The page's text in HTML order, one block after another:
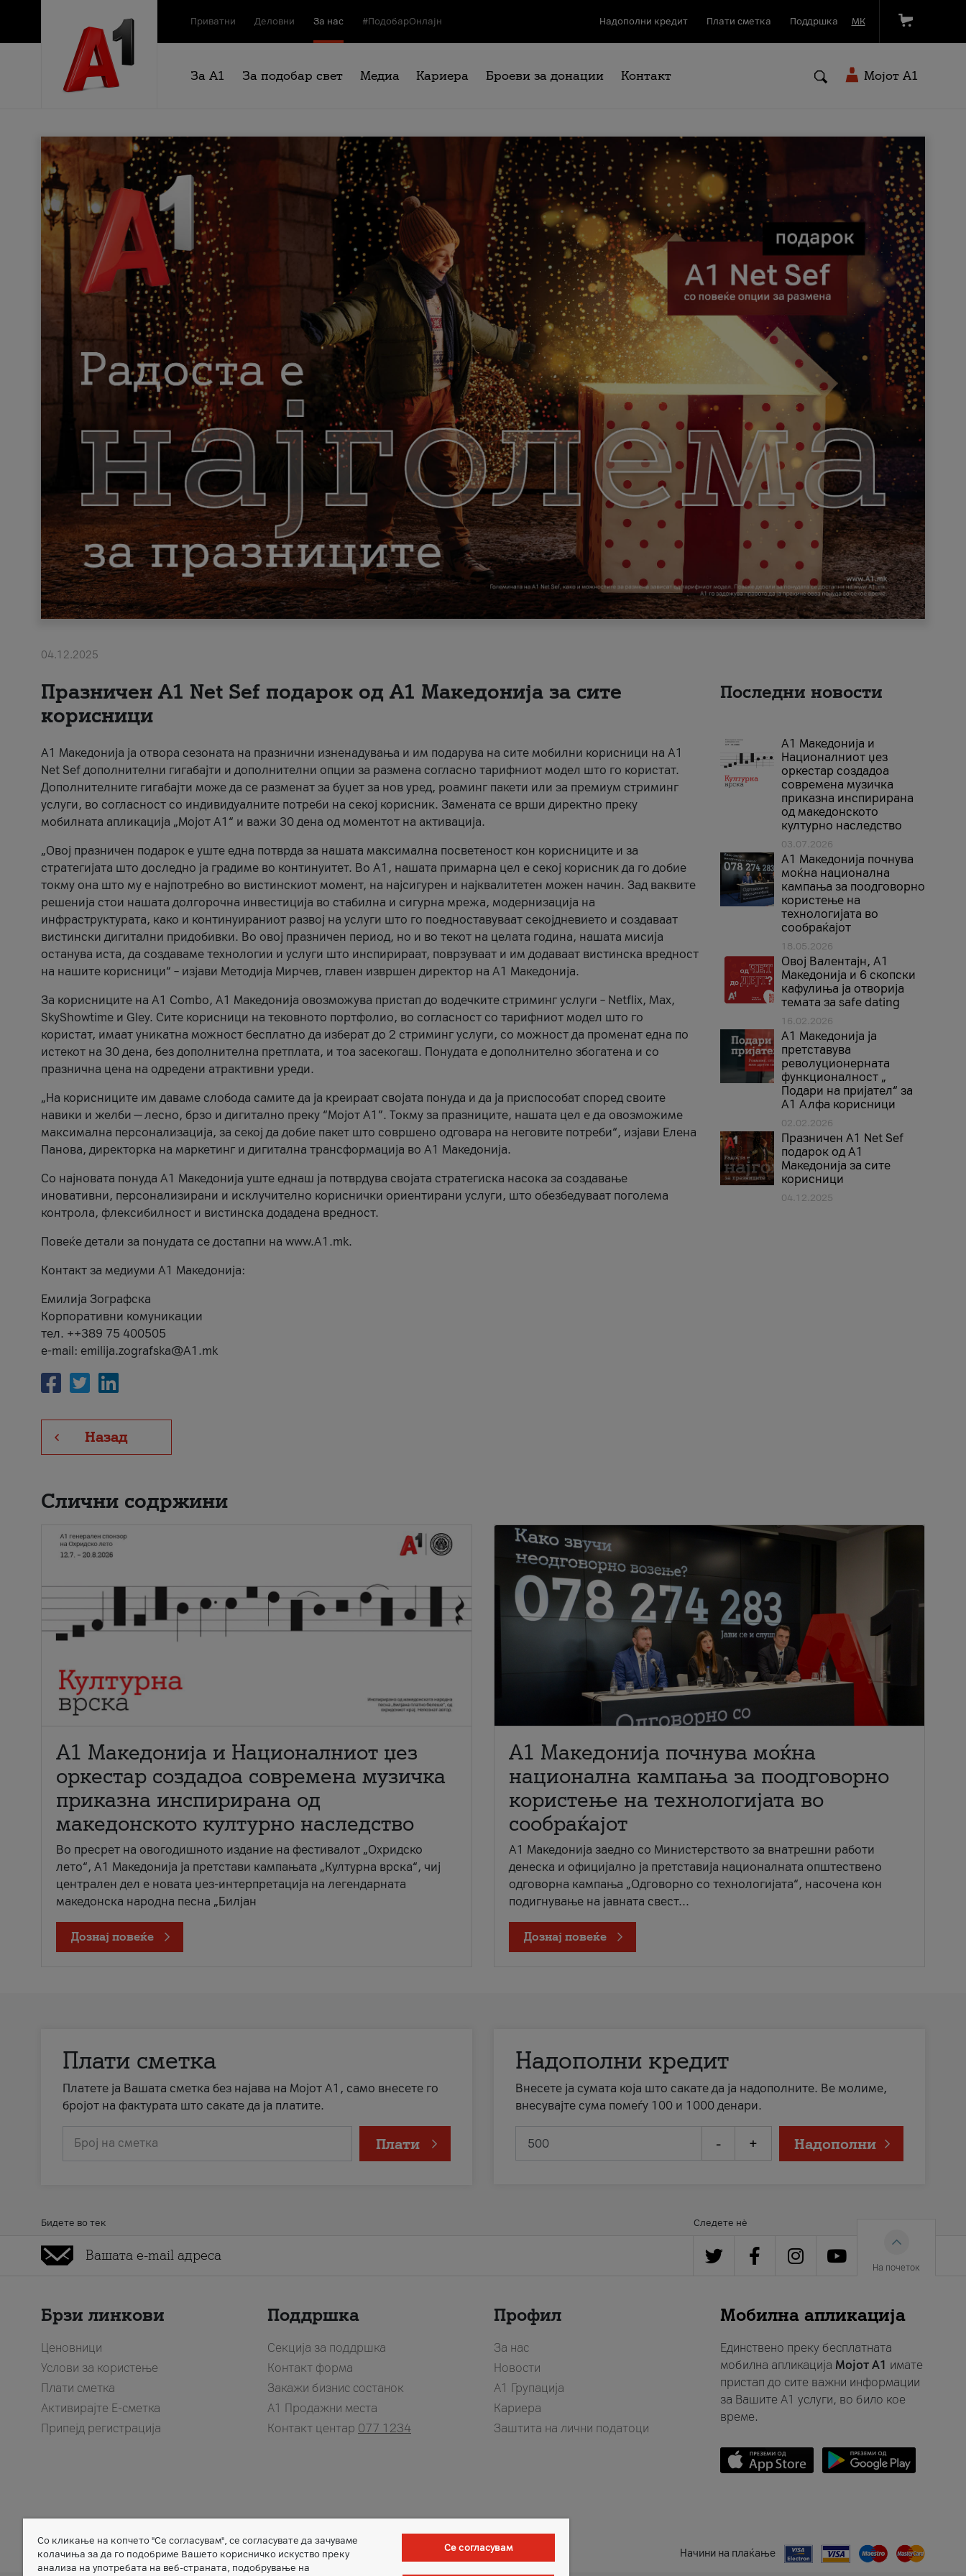
Приватни Деловни За нас #ПодобарОнлајн Надополни кредит Плати сметка Поддршка МК
За А1 За подобар свет Медиа Кариера Броеви за донации Контакт Мојот A1
04.12.2025
Празничен A1 Net Sеf подарок од А1 Македонија за сите
корисници
А1 Македонија ја отвора сезоната на празнични изненадувања и им подарува на сите мобилни корисници на A1
Net Sef дополнителни гигабајти и дополнителни опции за размена согласно тарифниот модел што го користат.
Дополнителните гигабајти може да се разменат за буџет за нов уред, роаминг пакети или за премиум стриминг
услуги, во согласност со индивидуалните потреби на секој корисник. Замената се врши директно преку
мобилната апликација „Мојот А1“ и важи 30 дена од моментот на активација.
„Овој празничен подарок е уште една потврда за нашата максимална посветеност кон корисниците и за
стратегијата што доследно ја градиме во континуитет. Во А1, нашата примарна цел е секој корисник да го добие
токму она што му е најпотребно во вистинскиот момент, на најсигурен и најквалитетен можен начин. Зад ваквите
решенија стои нашата долгорочна инвестиција во стабилна и сигурна мрежа, модернизација на
инфраструктурата, како и континуираниот развој на услуги што го поедноставуваат секојдневието и создаваат
вистински дигитални придобивки. Во овој празничен период, но и во текот на целата година, нашата мисија
останува иста, да создаваме технологии и услуги што инспирираат, поврзуваат и им додаваат вистинска вредност
на нашите корисници“ – изјави Методија Мирчев, главен извршен директор на А1 Македонија.
За корисниците на A1 Combo, А1 Македонија овозможува пристап до водечките стриминг услуги – Netflix, Max,
SkyShowtime и Gley. Сите корисници на тековното портфолио, во согласност со тарифниот модел што го
користат, имаат уникатна можност бесплатно да изберат до 2 стриминг услуги, со можност да променат една по
истекот на 30 дена, без дополнителна претплата, и тоа засекогаш. Понудата е дополнително збогатена и со
празнична цена на одредени атрактивни уреди.
„На корисниците им даваме слобода самите да ја креираат својата понуда и да ја приспособат според своите
навики и желби — лесно, брзо и дигитално преку “Мојот А1”. Токму за празниците, нашата цел е да овозможиме
максимална персонализација, за секој да добие пакет што совршено одговара на неговите потреби“, изјави Елена
Панова, директорка на маркетинг и дигитална трансформација во А1 Македонија.
Со најновата понуда А1 Македонија уште еднаш ја потврдува својата стратегиска насока за создавање
иновативни, персонализирани и исклучително кориснички ориентирани услуги, што обезбедуваат поголема
контрола, флексибилност и вистинска додадена вредност.
Повеќе детали за понудата се достапни на www.А1.mk.
Контакт за медиуми А1 Македонија:
Емилија Зографска
Корпоративни комуникации
тел. ++389 75 400505
e-mail: emilija.zografska@A1.mk
Назад
Последни новости
А1 Македонија и
Националниот џез
оркестар создадоа
современа музичка
приказна инспирирана
од македонското
културно наследство
03.07.2026
A1 Македонија почнува
моќна национална
кампања за поодговорно
користење на
технологијата во
сообраќајот
18.05.2026
Овој Валентајн, A1
Македонија и 6 скопски
кафулиња ја отворија
темата за safe dating
16.02.2026
А1 Македонија ја
претставува
револуционерната
функционалност „
Подари на пријател“ за
А1 Алфа корисници
02.02.2026
Празничен A1 Net Sеf
подарок од А1
Македонија за сите
корисници
04.12.2025
Слични содржини
А1 Македонија и Националниот џез
оркестар создадоа современа музичка
приказна инспирирана од
македонското културно наследство
Во пресрет на овогодишното издание на фестивалот „Охридско
лето“, А1 Македонија ја претстави кампањата „Културна врска“, чиј
централен дел е новата џез-интерпретација на легендарната
македонска народна песна „Билјан
Дознај повеќе
A1 Македонија почнува моќна
национална кампања за поодговорно
користење на технологијата во
сообраќајот
A1 Македонија заедно со Министерството за внатрешни работи
денеска и официјално ја претставија националната општествено
одговорна кампања „Одговорно со технологијата“, насочена кон
подигнување на јавната свест...
Дознај повеќе
Плати сметка
Платете ја Вашата сметка без најава на Мојот А1, само внесете го
бројот на фактурата што сакате да ја платите.
Број на сметка Плати
Надополни кредит
Внесете ја сумата која што сакате да ја надополните. Ве молиме,
внесувајте сума помеѓу 100 и 1000 денари.
- + Надополни
Бидете во тек Следете нè
На почеток
Брзи линкови
Ценовници
Услови за користење
Плати сметка
Активирајте Е-сметка
Припејд регистрација
Поддршка
Секција за поддршка
Контакт форма
Закажи бизнис состанок
A1 Продажни места
Контакт центар 077 1234
Профил
За нас
Новости
А1 Групација
Кариера
Заштита на лични податоци
Мобилна апликација
Единствено преку бесплатната
мобилна апликација Мојот A1 имате
пристап до сите важни информации
за Вашите A1 услуги, во било кое
време.
Member of Начини на плаќање
Со кликање на копчето "Се согласувам", се согласувате да зачуваме
колачиња за да го подобриме Вашето корисничко искуство преку
анализа на употребата на веб-страната, подобрување на
Се согласувам